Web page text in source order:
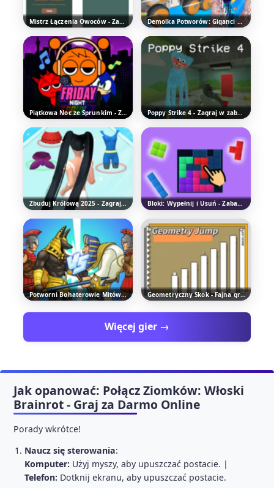
Mistrz Łączenia Owoców - Zabawna gra logiczna Demolka Potworów: Giganci 3D - Zabawna Gra Akcji
Piątkowa Noc ze Sprunkim - Zabawna Gra Rytmiczna Poppy Strike 4 - Zagraj w zabawną grę strzelankę
Zbuduj Królową 2025 - Zagraj w fajną grę hypercasual Bloki: Wypełnij i Usuń - Zabawna Gra Logiczna
Potworni Bohaterowie Mitów - Zagraj w Fajna Grę Zręcznościową Geometryczny Skok - Fajna gra typu clicker
Więcej gier →
Jak opanować: Połącz Ziomków: Włoski
Brainrot - Graj za Darmo Online
Porady wkrótce!
Naucz się sterowania:
Komputer: Użyj myszy, aby upuszczać postacie. |
Telefon: Dotknij ekranu, aby upuszczać postacie.